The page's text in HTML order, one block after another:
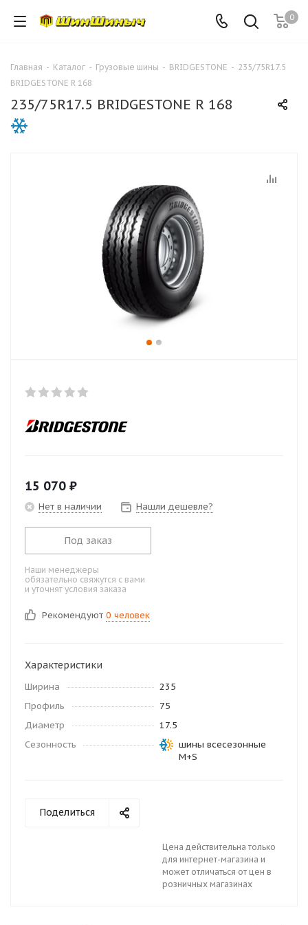
0
Главная - Каталог - Грузовые шины - BRIDGESTONE - 235/75R17.5
BRIDGESTONE R 168
235/75R17.5 BRIDGESTONE R 168
15 070 ₽
Нет в наличии Нашли дешевле?
Под заказ
Наши менеджеры
обязательно свяжутся с вами
и уточнят условия заказа
Рекомендуют 0 человек
Характеристики
Ширина
235
Профиль
75
Диаметр
17.5
Сезонность
шины всесезонные
M+S
Поделиться
Цена действительна только
для интернет-магазина и
может отличаться от цен в
розничных магазинах